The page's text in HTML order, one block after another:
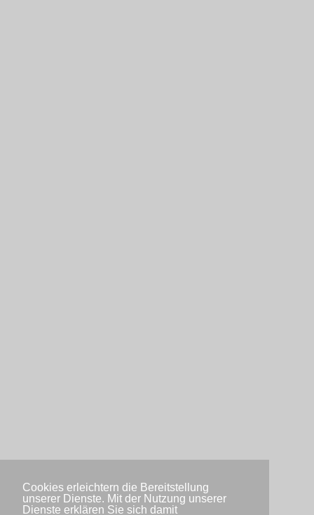
Cookies erleichtern die Bereitstellung
unserer Dienste. Mit der Nutzung unserer
Dienste erklären Sie sich damit